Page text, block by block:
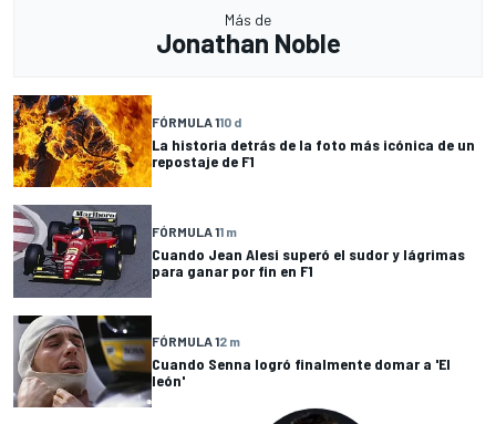
Más de
Jonathan Noble
FÓRMULA 110 d
La historia detrás de la foto más icónica de un
repostaje de F1
FÓRMULA 11 m
Cuando Jean Alesi superó el sudor y lágrimas
para ganar por fin en F1
FÓRMULA 12 m
Cuando Senna logró finalmente domar a 'El
león'